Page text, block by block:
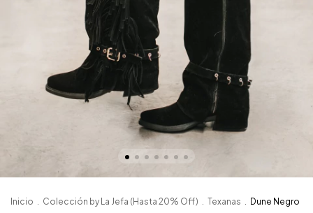
Inicio . Colección by La Jefa (Hasta 20% Off) . Texanas . Dune Negro